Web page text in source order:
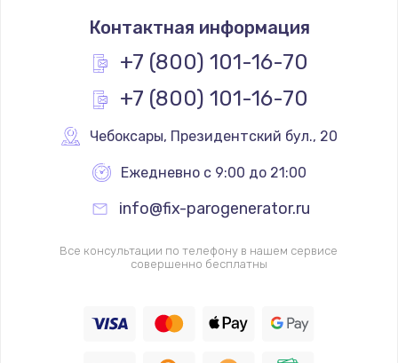
Контактная информация
+7 (800) 101-16-70
+7 (800) 101-16-70
Чебоксары, Президентский бул., 20
Ежедневно с 9:00 до 21:00
info@fix-parogenerator.ru
Все консультации по телефону в нашем сервисе
совершенно бесплатны